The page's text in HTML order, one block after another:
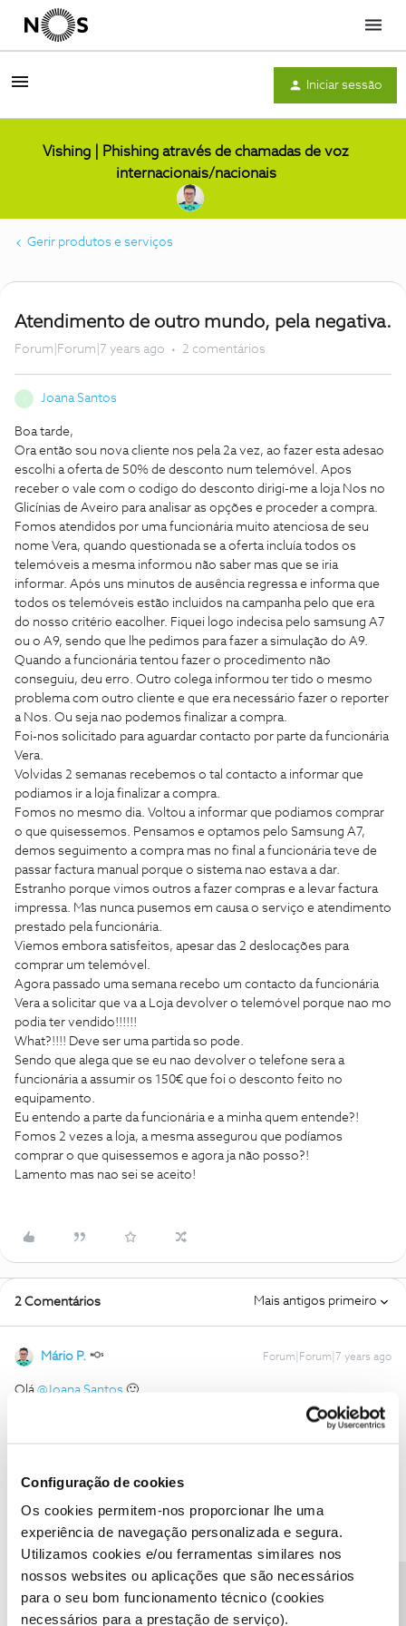
Configuração de cookies
Os cookies permitem-nos proporcionar lhe uma
experiência de navegação personalizada e segura.
Utilizamos cookies e/ou ferramentas similares nos
nossos websites ou aplicações que são necessários
para o seu bom funcionamento técnico (cookies
necessários para a prestação de serviço).
Menu
Iniciar sessão
Vishing | Phishing através de chamadas de voz
internacionais/nacionais
Gerir produtos e serviços
Atendimento de outro mundo, pela negativa.
Forum|Forum|7 years ago 2 comentários
Joana Santos
Boa tarde,
Ora então sou nova cliente nos pela 2a vez, ao fazer esta adesao
escolhi a oferta de 50% de desconto num telemóvel. Apos
receber o vale com o codigo do desconto dirigi-me a loja Nos no
Glicínias de Aveiro para analisar as opções e proceder a compra.
Fomos atendidos por uma funcionária muito atenciosa de seu
nome Vera, quando questionada se a oferta incluía todos os
telemóveis a mesma informou não saber mas que se iria
informar. Após uns minutos de ausência regressa e informa que
todos os telemóveis estão incluidos na campanha pelo que era
do nosso critério eacolher. Fiquei logo indecisa pelo samsung A7
ou o A9, sendo que lhe pedimos para fazer a simulação do A9.
Quando a funcionária tentou fazer o procedimento não
conseguiu, deu erro. Outro colega informou ter tido o mesmo
problema com outro cliente e que era necessário fazer o reporter
a Nos. Ou seja nao podemos finalizar a compra.
Foi-nos solicitado para aguardar contacto por parte da funcionária
Vera.
Volvidas 2 semanas recebemos o tal contacto a informar que
podiamos ir a loja finalizar a compra.
Fomos no mesmo dia. Voltou a informar que podiamos comprar
o que quisessemos. Pensamos e optamos pelo Samsung A7,
demos seguimento a compra mas no final a funcionária teve de
passar factura manual porque o sistema nao estava a dar.
Estranho porque vimos outros a fazer compras e a levar factura
impressa. Mas nunca pusemos em causa o serviço e atendimento
prestado pela funcionária.
Viemos embora satisfeitos, apesar das 2 deslocações para
comprar um telemóvel.
Agora passado uma semana recebo um contacto da funcionária
Vera a solicitar que va a Loja devolver o telemóvel porque nao mo
podia ter vendido!!!!!!
What?!!!! Deve ser uma partida so pode.
Sendo que alega que se eu nao devolver o telefone sera a
funcionária a assumir os 150€ que foi o desconto feito no
equipamento.
Eu entendo a parte da funcionária e a minha quem entende?!
Fomos 2 vezes a loja, a mesma assegurou que podíamos
comprar o que quisessemos e agora ja não posso?!
Lamento mas nao sei se aceito!
2 Comentários Mais antigos primeiro
Mário P. Forum|Forum|7 years ago
Olá @Joana Santos 🙂
pessoais e verificar que campanha é que é alvo.
ao operador exactamente o que expôs aqui no Fórum.
Saiba como entrar em contacto connoscoaqui .